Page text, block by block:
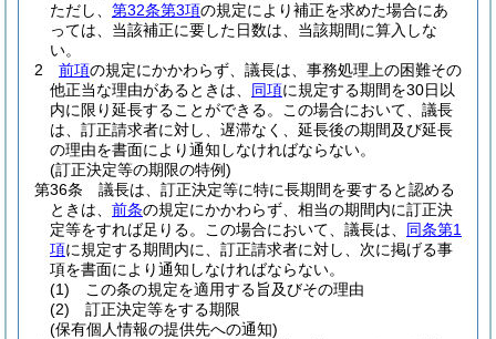
ただし、 第32条第3項の規定により補正を求めた場合にあ
っては、当該補正に要した日数は、当該期間に算入しな
い。
2
前項の規定にかかわらず、議長は、事務処理上の困難その
他正当な理由があるときは、 同項に規定する期間を30日以
内に限り延長することができる。
この場合において、議長
は、訂正請求者に対し、遅滞なく、延長後の期間及び延長
の理由を書面により通知しなければならない。
(訂正決定等の期限の特例)
第36条
議長は、訂正決定等に特に長期間を要すると認める
ときは、 前条の規定にかかわらず、相当の期間内に訂正決
定等をすれば足りる。
この場合において、議長は、 同条第1
項に規定する期間内に、訂正請求者に対し、次に掲げる事
項を書面により通知しなければならない。
(1)
この条の規定を適用する旨及びその理由
(2)
訂正決定等をする期限
(保有個人情報の提供先への通知)